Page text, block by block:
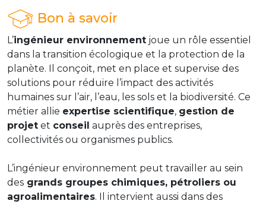
Bon à savoir
L’ingénieur environnement joue un rôle essentiel
dans la transition écologique et la protection de la
planète. Il conçoit, met en place et supervise des
solutions pour réduire l’impact des activités
humaines sur l’air, l’eau, les sols et la biodiversité. Ce
métier allie expertise scientifique, gestion de
projet et conseil auprès des entreprises,
collectivités ou organismes publics.
L’ingénieur environnement peut travailler au sein
des grands groupes chimiques, pétroliers ou
agroalimentaires. Il intervient aussi dans des